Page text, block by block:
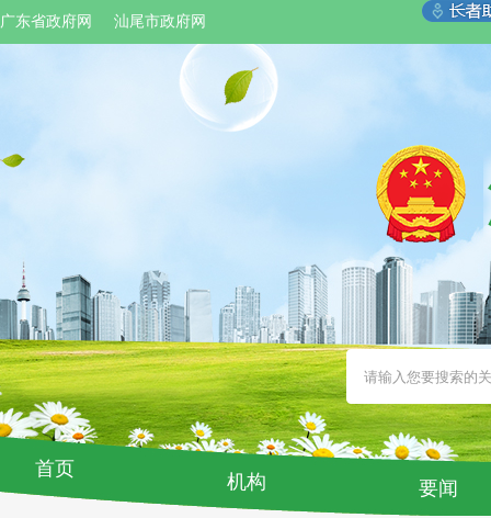
广东省政府网 汕尾市政府网
首页
机构 要闻